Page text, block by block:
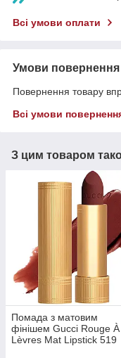
Всі умови оплати
Умови повернення
Повернення товару
Всі умови
З цим товаром
Помада з матовим
фінішем Gucci Rouge À
Lèvres Mat Lipstick 519